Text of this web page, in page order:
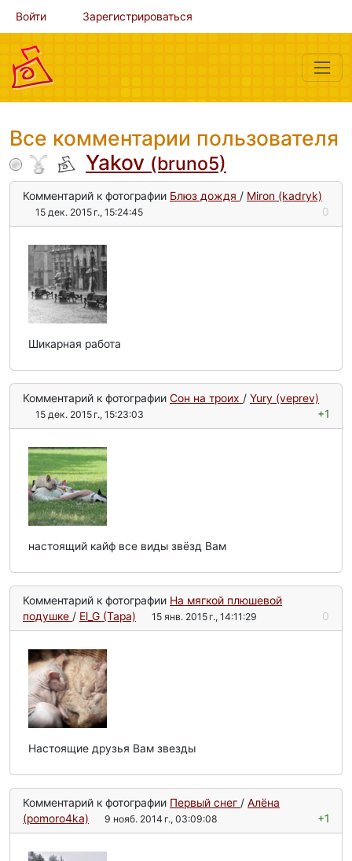
Войти Зарегистрироваться
Все комментарии пользователя
Yakov (bruno5)
Комментарий к фотографии Блюз дождя / Miron (kadryk)
15 дек. 2015 г., 15:24:45 0
Шикарная работа
Комментарий к фотографии Сон на троих / Yury (veprev)
15 дек. 2015 г., 15:23:03 +1
настоящий кайф все виды звёзд Вам
Комментарий к фотографии На мягкой плюшевой
подушке / El_G (Tapa) 15 янв. 2015 г., 14:11:29 0
Настоящие друзья Вам звезды
Комментарий к фотографии Первый снег / Алёна
(pomoro4ka)
9 нояб. 2014 г., 03:09:08 +1